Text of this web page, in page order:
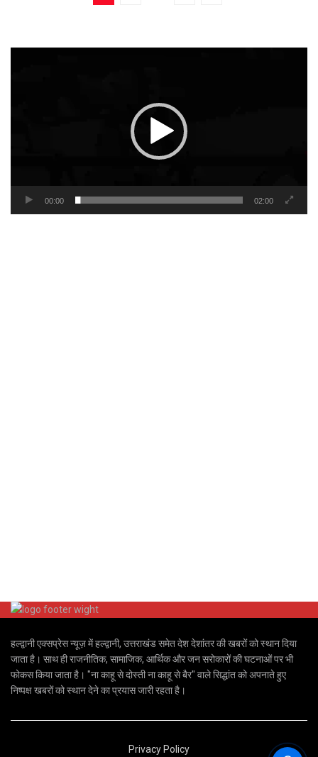
00:00 02:00
हल्द्वानी एक्सप्रेस न्यूज़ में हल्द्वानी, उत्तराखंड समेत देश देशांतर की खबरों को स्थान दिया
जाता है। साथ ही राजनीतिक, सामाजिक, आर्थिक और जन सरोकारों की घटनाओं पर भी
फोकस किया जाता है। "ना काहू से दोस्ती ना काहू से बैर" वाले सिद्धांत को अपनाते हुए
निष्पक्ष खबरों को स्थान देने का प्रयास जारी रहता है।
Privacy Policy